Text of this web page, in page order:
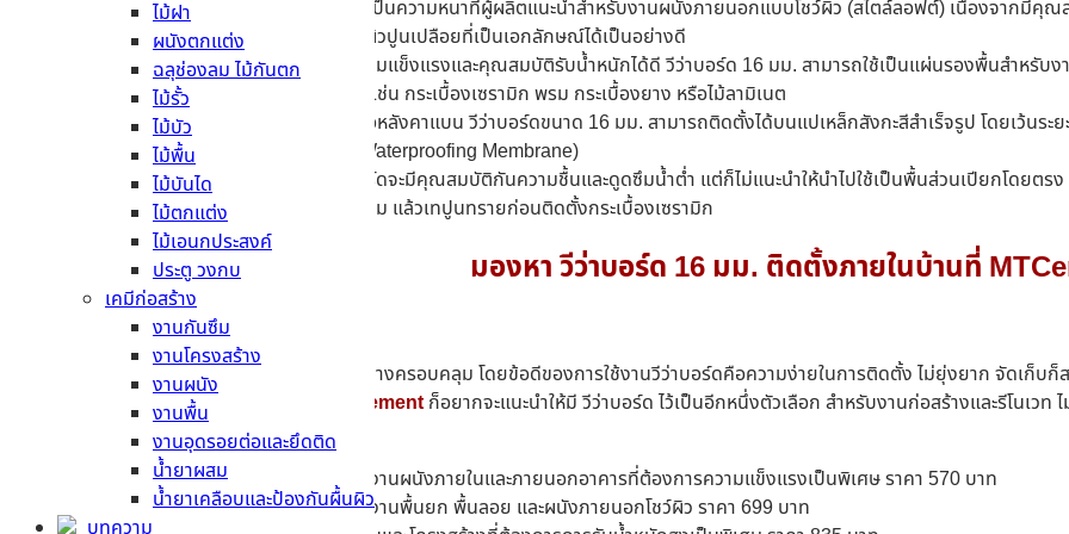
ไม้ฝา
ผนังตกแต่ง
ฉลุช่องลม ไม้กันตก
ไม้รั้ว
ไม้บัว
ไม้พื้น
ไม้บันได
ไม้ตกแต่ง
ไม้เอนกประสงค์
ประตู วงกบ
เคมีก่อสร้าง
งานกันซึม
งานโครงสร้าง
งานผนัง
งานพื้น
งานอุดรอยต่อและยึดติด
น้ำยาผสม
น้ำยาเคลือบและป้องกันผื้นผิว
บทความ
ผนังภายนอกโชว์ผิว
– วีว่าบอร์ด 16 มม. เป็นความหนาที่ผู้ผลิตแนะนำสำหรับงานผนังภายนอกแบบโชว์ผิว (สไตล์ลอฟต์) เนื่องจากมีคุ
(Epoxy) จะสามารถคงความสวยงามของผิวปูนเปลือยที่เป็นเอกลักษณ์ได้เป็นอย่างดี
พื้นยกและพื้นลอยมีวัสดุปิดทับ– ด้วยความแข็งแรงและคุณสมบัติรับน้ำหนักได้ดี วีว่าบอร์ด 16 มม. สามารถใช้เป็นแผ่นรองพื้นสำหรับง
สม และสามารถปูทับด้วยวัสดุตกแต่งอื่นๆ เช่น กระเบื้องเซรามิก พรม กระเบื้องยาง หรือไม้ลามิเนต
หลังคาเรียบ – สำหรับงานหลังคาเรียบหรือหลังคาแบน วีว่าบอร์ดขนาด 16 มม. สามารถติดตั้งได้บนแปเหล็กสังกะสีสำเร็จรูป โดยเว้น
พร้อมปิดหน้าด้วยแผ่นยางกันซึม (PVC Waterproofing Membrane)
พื้นห้องน้ำ (พื้นส่วนเปียก)
– แม้ว่าวีว่าบอร์ดจะมีคุณสมบัติกันความชื้นและดูดซึมน้ำต่ำ แต่ก็ไม่แนะนำให้นำไปใช้เป็นพื้นส่วนเปียกโดยต
การปูกระเบื้อง เช่นการติดตั้งแผ่นยางกันซึม แล้วเทปูนทรายก่อนติดตั้งกระเบื้องเซรามิก
มองหา วีว่าบอร์ด 16 มม. ติดตั้งภายในบ้านที่
เรียกได้ว่าเป็นวัสดุก่อสร้างสำเร็จรูปที่ใช้งานได้อย่างครอบคลุม โดยข้อดีของการใช้งานวีว่าบอร์ดคือความง่ายในการติดตั้ง ไม่ยุ่งยาก จัดเก็บ
สำหรับใครที่กำลังมองหาวัสดุดีๆ ไปใช้งาน
MTCement ก็อยากจะแนะนำให้มี วีว่าบอร์ด ไว้เป็นอีกหนึ่งตัวเลือก สำหรับงานก่อสร้างและรีโนเว
บอร์ด ขนาดยอดนิยมจะมีดังนี้
แผ่นวีว่าบอร์ดหนา12 มม
– เหมาะสำหรับงานผนังภายในและภายนอกอาคารที่ต้องการความแข็งแรงเป็นพิเศษ ราคา 570 บาท
แผ่นวีว่าบอร์ดหนา16 มม.– เหมาะสำหรับงานพื้นยก พื้นลอย และผนังภายนอกโชว์ผิว ราคา 699 บาท